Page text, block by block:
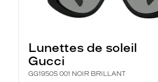
Lunettes de soleil
Gucci
GG1950S 001 NOIR BRILLANT